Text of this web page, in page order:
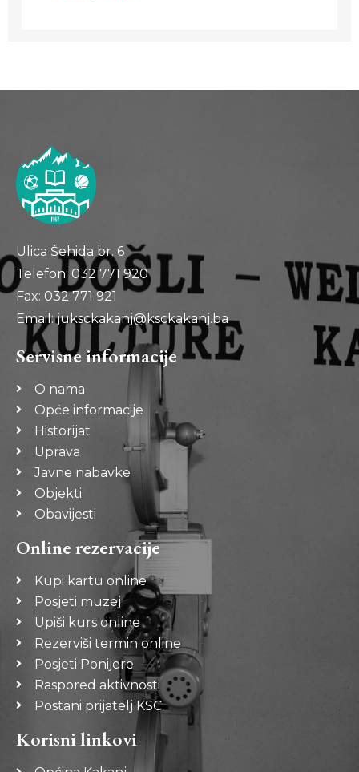
Ulica Šehida br. 6
Telefon: 032 771 920
Fax: 032 771 921
Email: juksckakanj@ksckakanj.ba
Servisne informacije
O nama
Opće informacije
Historijat
Uprava
Javne nabavke
Objekti
Obavijesti
Online rezervacije
Kupi kartu online
Posjeti muzej
Upiši kurs online
Rezerviši termin online
Posjeti Ponijere
Raspored aktivnosti
Postani prijatelj KSC
Korisni linkovi